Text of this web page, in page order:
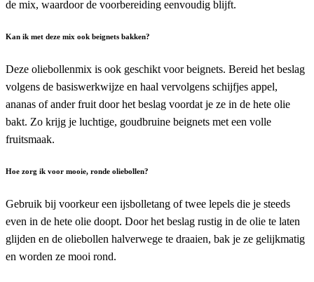
de mix, waardoor de voorbereiding eenvoudig blijft.
Kan ik met deze mix ook beignets bakken?
Deze oliebollenmix is ook geschikt voor beignets. Bereid het beslag
volgens de basiswerkwijze en haal vervolgens schijfjes appel,
ananas of ander fruit door het beslag voordat je ze in de hete olie
bakt. Zo krijg je luchtige, goudbruine beignets met een volle
fruitsmaak.
Hoe zorg ik voor mooie, ronde oliebollen?
Gebruik bij voorkeur een ijsbolletang of twee lepels die je steeds
even in de hete olie doopt. Door het beslag rustig in de olie te laten
glijden en de oliebollen halverwege te draaien, bak je ze gelijkmatig
en worden ze mooi rond.